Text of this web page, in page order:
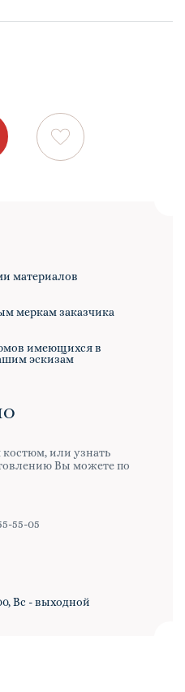
материалов
меркам заказчика
имеющихся в
эскизам
или узнать
Вы можете по
55-05
Вс - выходной